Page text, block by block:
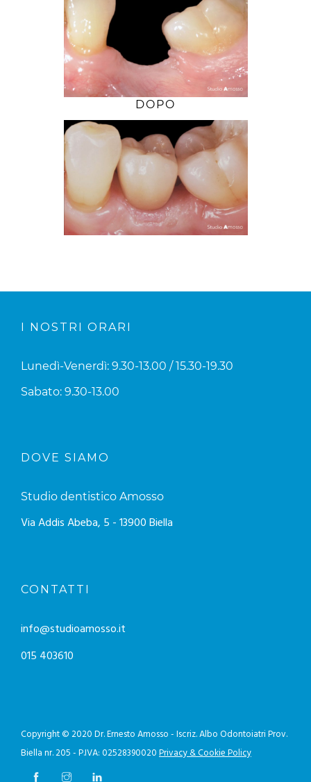
DOPO
I NOSTRI ORARI
Lunedì-Venerdì: 9.30-13.00 / 15.30-19.30
Sabato: 9.30-13.00
DOVE SIAMO
Studio dentistico Amosso
Via Addis Abeba, 5 - 13900 Biella
CONTATTI
info@studioamosso.it
015 403610
Copyright © 2020 Dr. Ernesto Amosso - Iscriz. Albo Odontoiatri Prov.
Biella nr. 205 - P.IVA: 02528390020Privacy & Cookie Policy